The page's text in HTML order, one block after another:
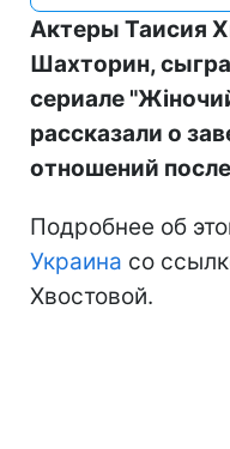
Актеры Таисия
Шахторин,
сериале
рассказали о
отношений
Подробнее об
Украина со
Хвостовой.